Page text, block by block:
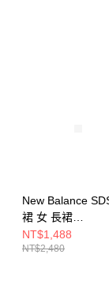
New Balance
裙 女 長裙
NWF36222GR-F
NT$1,488
NT$2,480